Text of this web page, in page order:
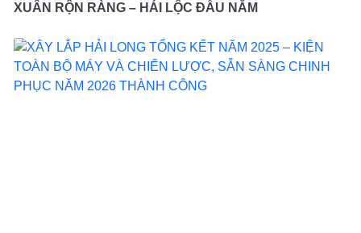
XUÂN RỘN RÀNG – HÁI LỘC ĐẦU NĂM